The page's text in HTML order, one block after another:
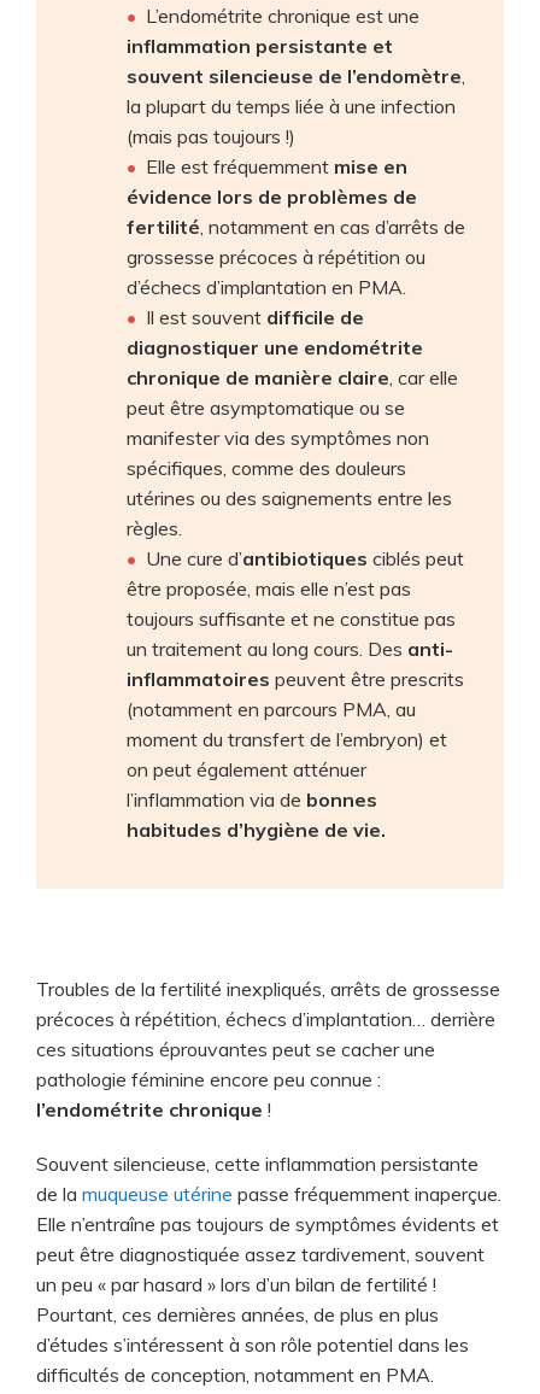
L’endométrite chronique est une
inflammation persistante et
souvent silencieuse de l’endomètre,
la plupart du temps liée à une infection
(mais pas toujours !)
Elle est fréquemment mise en
évidence lors de problèmes de
fertilité, notamment en cas d’arrêts de
grossesse précoces à répétition ou
d’échecs d’implantation en PMA.
Il est souvent difficile de
diagnostiquer une endométrite
chronique de manière claire, car elle
peut être asymptomatique ou se
manifester via des symptômes non
spécifiques, comme des douleurs
utérines ou des saignements entre les
règles.
Une cure d’antibiotiques ciblés peut
être proposée, mais elle n’est pas
toujours suffisante et ne constitue pas
un traitement au long cours. Des anti-
inflammatoires peuvent être prescrits
(notamment en parcours PMA, au
moment du transfert de l’embryon) et
on peut également atténuer
l’inflammation via de bonnes
habitudes d’hygiène de vie.
Troubles de la fertilité inexpliqués, arrêts de grossesse
précoces à répétition, échecs d’implantation… derrière
ces situations éprouvantes peut se cacher une
pathologie féminine encore peu connue :
l’endométrite chronique !
Souvent silencieuse, cette inflammation persistante
de la muqueuse utérine passe fréquemment inaperçue.
Elle n’entraîne pas toujours de symptômes évidents et
peut être diagnostiquée assez tardivement, souvent
un peu « par hasard » lors d’un bilan de fertilité !
Pourtant, ces dernières années, de plus en plus
d’études s’intéressent à son rôle potentiel dans les
difficultés de conception, notamment en PMA.